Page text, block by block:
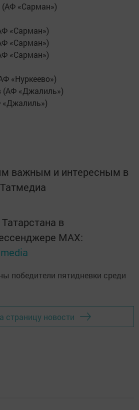
«Сарман»)
«Сарман»)
«Сарман»)
«Сарман»)
«Нуркеево»)
(АФ «Джалиль»)
важным и интересным в
Татмедиа
в
MАХ:
страницу новости